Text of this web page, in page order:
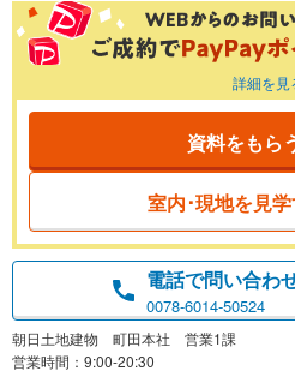
詳細を見
資料をもら
室内･現地を見
電話で問い合わ
0078-6014-50524
朝日土地建物 町田本社 営業1課
営業時間：9:00-20:30